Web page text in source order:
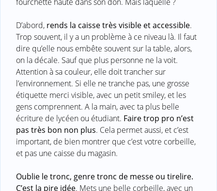
D’abord, rends la caisse très visible et accessible.
Trop souvent, il y a un problème à ce niveau là. Il faut
dire qu’elle nous embête souvent sur la table, alors,
on la décale. Sauf que plus personne ne la voit.
Attention à sa couleur, elle doit trancher sur
l’environnement. Si elle ne tranche pas, une grosse
étiquette merci visible, avec un petit smiley, et les
gens comprennent. A la main, avec ta plus belle
écriture de lycéen ou étudiant. Faire trop pro n’est
pas très bon non plus. Cela permet aussi, et c’est
important, de bien montrer que c’est votre corbeille,
et pas une caisse du magasin.
Oublie le tronc, genre tronc de messe ou tirelire.
C’est la pire idée. Mets une belle corbeille, avec un